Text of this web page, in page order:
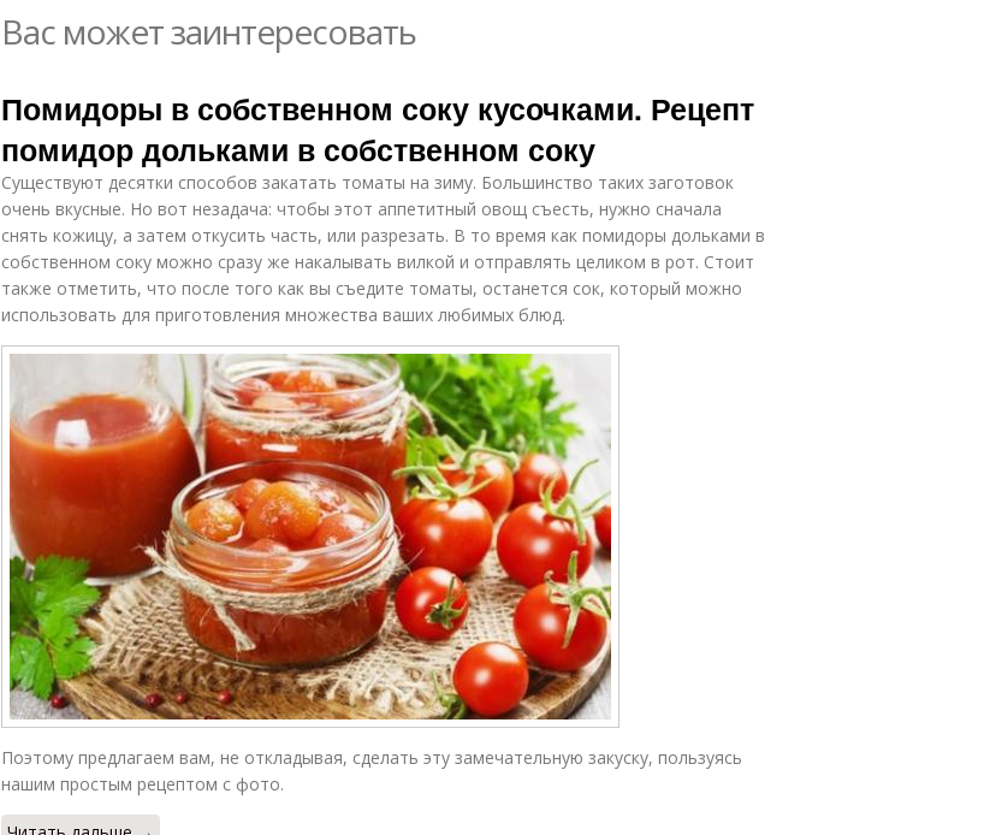
Вас может заинтересовать
Помидоры в собственном соку кусочками. Рецепт
помидор дольками в собственном соку
Существуют десятки способов закатать томаты на зиму. Большинство таких заготовок
очень вкусные. Но вот незадача: чтобы этот аппетитный овощ съесть, нужно сначала
снять кожицу, а затем откусить часть, или разрезать. В то время как помидоры дольками в
собственном соку можно сразу же накалывать вилкой и отправлять целиком в рот. Стоит
также отметить, что после того как вы съедите томаты, останется сок, который можно
использовать для приготовления множества ваших любимых блюд.
Поэтому предлагаем вам, не откладывая, сделать эту замечательную закуску, пользуясь
нашим простым рецептом с фото.